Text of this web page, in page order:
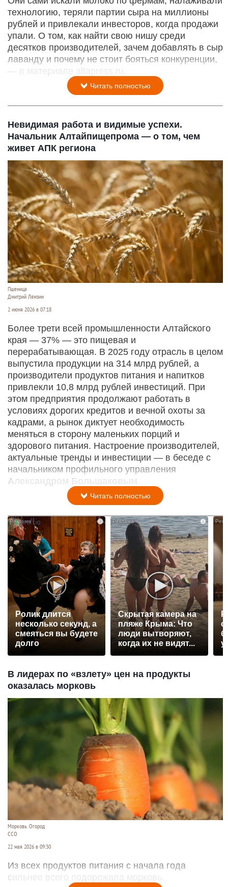
технологию, теряли партии сыра на миллионы
рублей и привлекали инвесторов, когда продажи
упали. О том, как найти свою нишу среди
десятков производителей, зачем добавлять в сыр
лаванду и почему не стоит бояться конкуренции,
— в материале altapress.ru.
Читать полностью
Невидимая работа и видимые успехи.
Начальник Алтайпищепрома — о том, чем
живет АПК региона
Пшеница
Дмитрий Лямзин
2 июня 2026 в 07:18
Более трети всей промышленности Алтайского
края — 37% — это пищевая и
перерабатывающая. В 2025 году отрасль в целом
выпустила продукции на 314 млрд рублей, а
производители продуктов питания и напитков
привлекли 10,8 млрд рублей инвестиций. При
этом предприятия продолжают работать в
условиях дорогих кредитов и вечной охоты за
кадрами, а рынок диктует необходимость
меняться в сторону маленьких порций и
здорового питания. Настроение производителей,
актуальные тренды и инвестиции — в беседе с
начальником профильного управления
Александром Большаковым
Читать полностью
Ролик длится
несколько секунд, а
смеяться вы будете
долго
i
Скрытая камера на
пляже Крыма: Что
люди вытворяют,
когда их не видят...
В лидерах по «взлету» цен на продукты
оказалась морковь
Морковь. Огород
ССО
22 мая 2026 в 09:30
Из всех продуктов питания с начала года
сильнее всего подорожала морковь.